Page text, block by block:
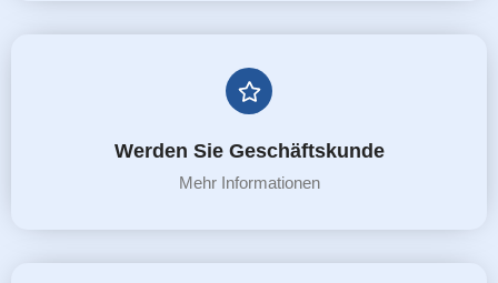
Werden Sie Geschäftskunde
Mehr Informationen